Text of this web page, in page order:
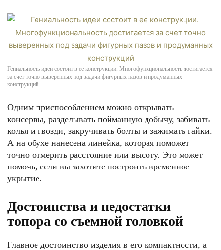
Гениальность идеи состоит в ее конструкции. Многофункциональность достигается
за счет точно выверенных под задачи фигурных пазов и продуманных
конструкций
Одним приспособлением можно открывать
консервы, разделывать пойманную добычу, забивать
колья и гвозди, закручивать болты и зажимать гайки.
А на обухе нанесена линейка, которая поможет
точно отмерить расстояние или высоту. Это может
помочь, если вы захотите построить временное
укрытие.
Достоинства и недостатки
топора со съемной головкой
Главное достоинство изделия в его компактности, а